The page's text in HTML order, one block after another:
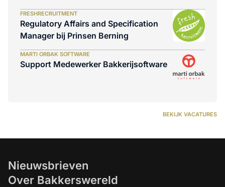
FRESHRECRUITMENT
Regulatory Affairs and Specification
Manager bij Prinsen Berning
MARTI ORBAK SOFTWARE
Support Medewerker Bakkerijsoftware
BEKIJK VACATURES
Nieuwsbrieven
Over Bakkerswereld